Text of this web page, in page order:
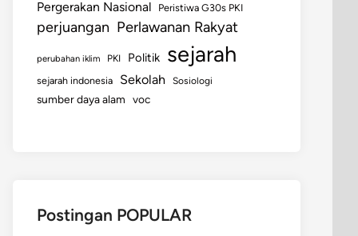
Pergerakan Nasional Peristiwa G30s PKI
perjuangan Perlawanan Rakyat
perubahan iklim PKI Politik sejarah
sejarah indonesia Sekolah Sosiologi
sumber daya alam voc
Postingan POPULAR